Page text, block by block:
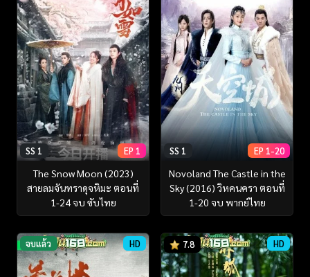
SS 1 EP 1
The Snow Moon (2023)
สายลมจันทราดุจหิมะ ตอนที่
1-24 จบ ซับไทย
SS 1 EP 1-20
Novoland The Castle in the
Sky (2016) วิหคนครา ตอนที่
1-20 จบ พากย์ไทย
จบแล้ว HD 7.8 HD